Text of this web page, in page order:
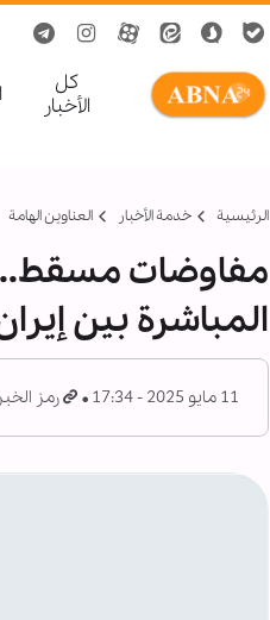
کل
الأخبار
الرئيسية خدمة الأخبار العناوين الهامة
مفاوضات مسقط..
المباشرة بين
11 مايو 2025 - 17:34 رمز الخبر: